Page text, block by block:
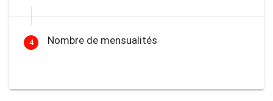
4 Nombre de mensualités